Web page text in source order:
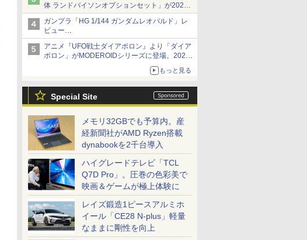
体 ランドバイソンオプションセット」が2027
年5月に発売
「THE合体ランドバイソン」と連動するオプシ
ョンパーツセット
ガンプラ「HG 1/144 ガンダムレオパルド」レ
ビュー
『機動新世紀ガンダムX』30周年！インナーア
ームガトリングの変形機構まで再現し最新フォ
ーマットでキット化！
アニメ『UFO戦士ダイアポロン』より「ダイア
ポロン」がMODEROIDシリーズに登場。2027
もっと見る
Special Site
メモリ32GBでも予算内。産
経新聞社がAMD Ryzen搭載
dynabookを2千台導入
ハイグレードテレビ「TCL
Q7D Pro」。圧巻の色彩美で
映画＆ゲームが極上体験に
レイズ鍛造1ピースアルミホ
イール「CE28 N-plus」軽量
なままに剛性を向上